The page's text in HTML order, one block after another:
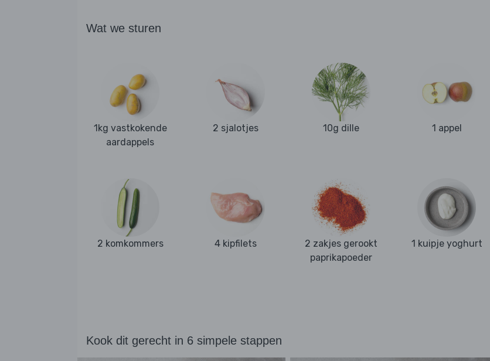
Wat we sturen
1kg vastkokende
aardappels
2 sjalotjes 10g dille 1 appel
2 komkommers 4 kipfilets
2 zakjes gerookt
paprikapoeder
1 kuipje yoghurt
Kook dit gerecht in 6 simpele stappen